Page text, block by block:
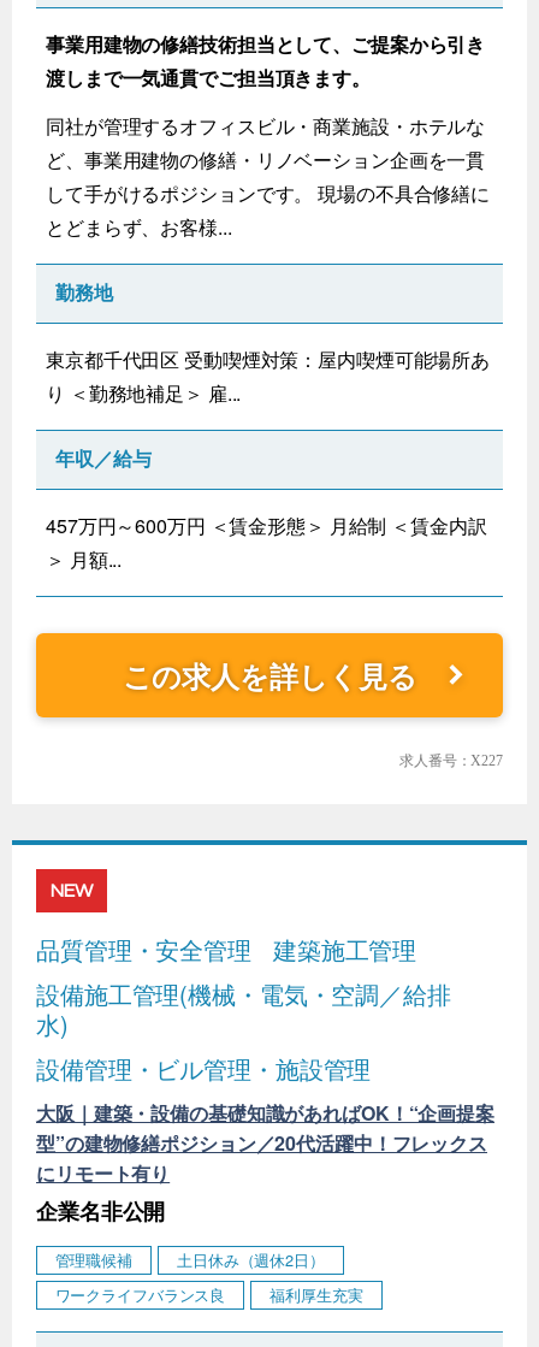
事業用建物の修繕技術担当として、ご提案から引き
渡しまで一気通貫でご担当頂きます。
同社が管理するオフィスビル・商業施設・ホテルな
ど、事業用建物の修繕・リノベーション企画を一貫
して手がけるポジションです。 現場の不具合修繕に
とどまらず、お客様...
勤務地
東京都千代田区 受動喫煙対策：屋内喫煙可能場所あ
り ＜勤務地補足＞ 雇...
年収／給与
457万円～600万円 ＜賃金形態＞ 月給制 ＜賃金内訳
＞ 月額...
この求人を詳しく見る
求人番号：X227
NEW
品質管理・安全管理
建築施工管理
設備施工管理(機械・電気・空調／給排
水)
設備管理・ビル管理・施設管理
大阪｜建築・設備の基礎知識があればOK！“企画提案
型”の建物修繕ポジション／20代活躍中！フレックス
にリモート有り
企業名非公開
管理職候補
土日休み（週休2日）
ワークライフバランス良
福利厚生充実